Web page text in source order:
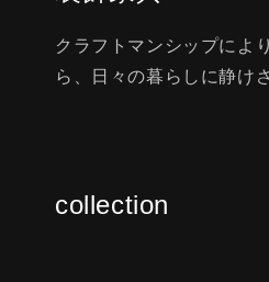
クラフトマンシップによ
ら、日々の暮らしに静け
collection